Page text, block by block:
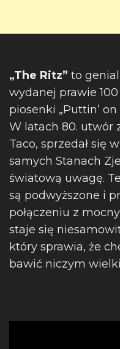
„The Ritz” to
wydanej prawie
piosenki „Puttin’
W latach 80. utwór
Taco, sprzedał się
samych Stanach
światową uwagę.
są podwyższone i
połączeniu z
staje się
który sprawia, że
bawić niczym